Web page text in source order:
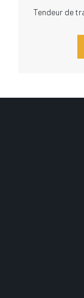
Tendeur de